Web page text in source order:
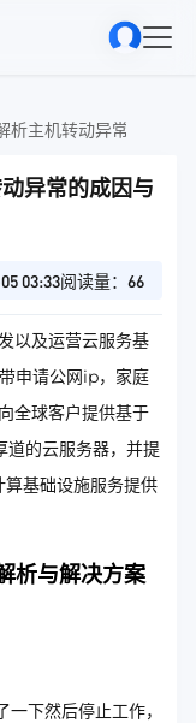
析主机转动异常的成因
异常的成因与
03:33阅读量：66
以及运营云服务基
申请公网ip，家庭
全球客户提供基于
道的云服务器，并提
算基础设施服务提供
析与解决方案
下然后停止工作，